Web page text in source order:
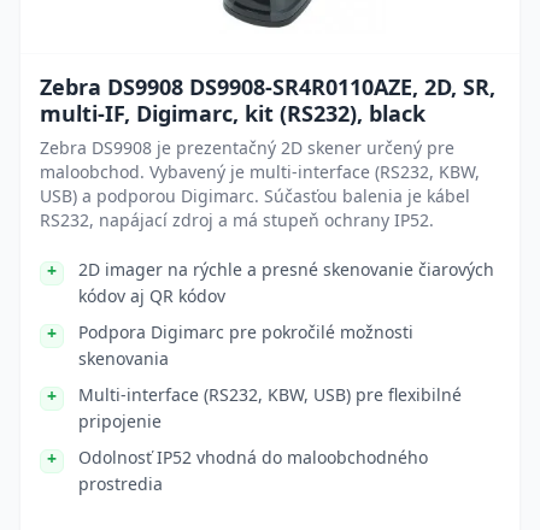
Zebra DS9908 DS9908-SR4R0110AZE, 2D, SR,
multi-IF, Digimarc, kit (RS232), black
Zebra DS9908 je prezentačný 2D skener určený pre
maloobchod. Vybavený je multi-interface (RS232, KBW,
USB) a podporou Digimarc. Súčasťou balenia je kábel
RS232, napájací zdroj a má stupeň ochrany IP52.
2D imager na rýchle a presné skenovanie čiarových
kódov aj QR kódov
Podpora Digimarc pre pokročilé možnosti
skenovania
Multi-interface (RS232, KBW, USB) pre flexibilné
pripojenie
Odolnosť IP52 vhodná do maloobchodného
prostredia